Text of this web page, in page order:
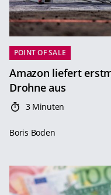
POINT OF SALE
Amazon liefert
Drohne aus
3 Minuten
Boris Boden